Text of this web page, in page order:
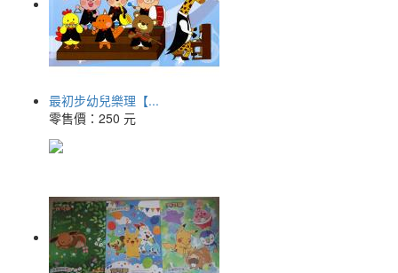
最初步幼兒樂理【...
零售價： 250 元